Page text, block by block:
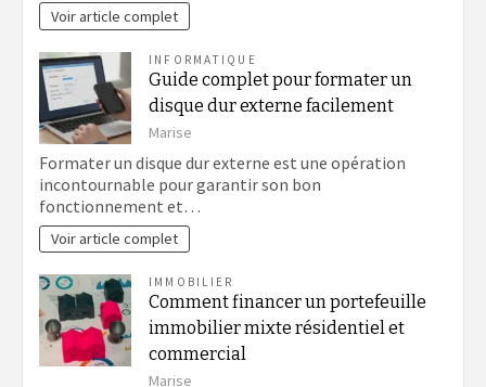
Voir article complet
INFORMATIQUE
Guide complet pour formater un
disque dur externe facilement
Marise
Formater un disque dur externe est une opération
incontournable pour garantir son bon
fonctionnement et…
Voir article complet
IMMOBILIER
Comment financer un portefeuille
immobilier mixte résidentiel et
commercial
Marise